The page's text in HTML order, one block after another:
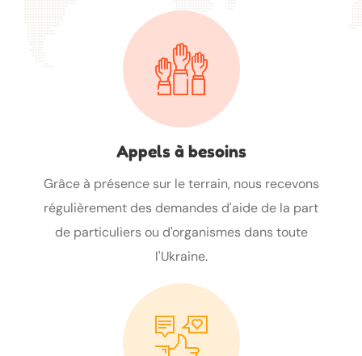
Appels à besoins
Grâce à présence sur le terrain, nous recevons
régulièrement des demandes d'aide de la part
de particuliers ou d'organismes dans toute
l'Ukraine.